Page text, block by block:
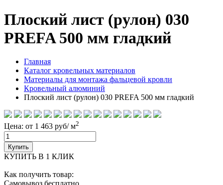
Плоский лист (рулон) 030
PREFA 500 мм гладкий
Главная
Каталог кровельных материалов
Материалы для монтажа фальцевой кровли
Кровельный алюминий
Плоский лист (рулон) 030 PREFA 500 мм гладкий
Цена: от 1 463 руб/ м2
Купить
КУПИТЬ В 1 КЛИК
Как получить товар:
Самовывоз бесплатно